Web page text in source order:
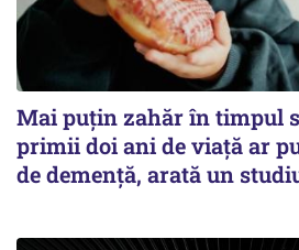
Mai puțin zahăr în timpul
primii doi ani de viață ar
de demență, arată un